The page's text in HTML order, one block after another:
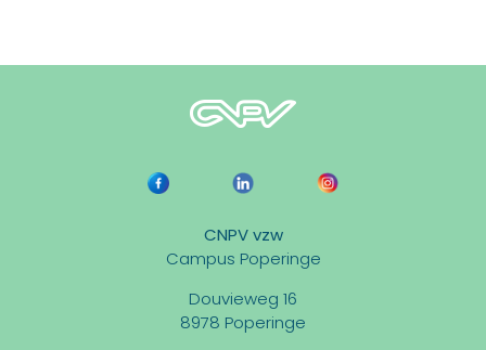
CNPV vzw
Campus Poperinge
Douvieweg 16
8978 Poperinge